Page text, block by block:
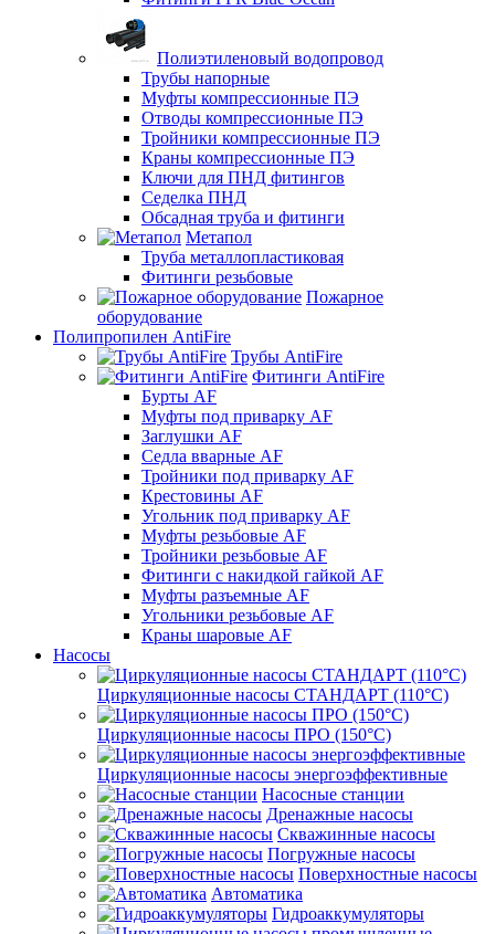
Полиэтиленовый водопровод
Трубы напорные
Муфты компрессионные ПЭ
Отводы компрессионные ПЭ
Тройники компрессионные ПЭ
Краны компрессионные ПЭ
Ключи для ПНД фитингов
Седелка ПНД
Обсадная труба и фитинги
Метапол
Труба металлопластиковая
Фитинги резьбовые
Пожарное
оборудование
Полипропилен AntiFire
Трубы AntiFire
Фитинги AntiFire
Бурты AF
Муфты под приварку AF
Заглушки AF
Седла вварные AF
Тройники под приварку AF
Крестовины AF
Угольник под приварку AF
Муфты резьбовые AF
Тройники резьбовые AF
Фитинги с накидкой гайкой AF
Муфты разъемные AF
Угольники резьбовые AF
Краны шаровые AF
Насосы
Циркуляционные насосы СТАНДАРТ (110°C)
Циркуляционные насосы ПРО (150°C)
Циркуляционные насосы энергоэффективные
Насосные станции
Дренажные насосы
Скважинные насосы
Погружные насосы
Поверхностные насосы
Автоматика
Гидроаккумуляторы